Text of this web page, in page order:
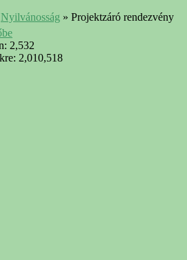
Nyilvánosság » Projektzáró rendezvény
2,532
2,010,518